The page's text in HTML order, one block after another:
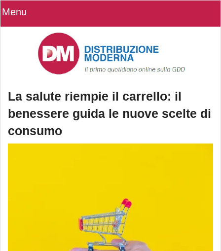
Menu
La salute riempie il carrello: il
benessere guida le nuove scelte di
consumo